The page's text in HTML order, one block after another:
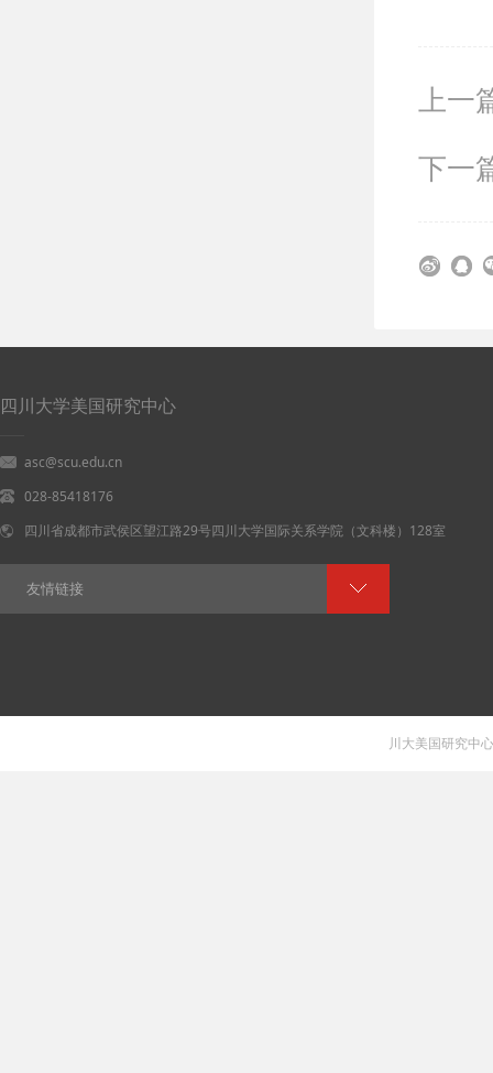
上一
下一
四川大学美国研究中心
asc@scu.edu.cn
028-85418176
四川省成都市武侯区望江路29号四川大学国际关系学院（文科楼）128室
友情链接
川大美国研究中